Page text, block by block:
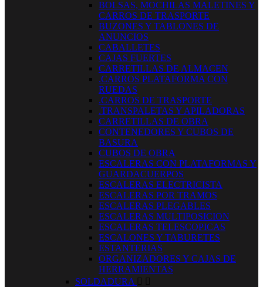
BOLSAS, MOCHILAS MALETINES Y
CARROS DE TRASPORTE
BUZONES Y TABLONES DE
ANUNCIOS
CABALLETES
CAJAS FUERTES
CARRETILLAS DE ALMACEN
.CARROS PLATAFORMA CON
RUEDAS
.CARROS DE TRASPORTE
.TRANSPALETAS Y APILADORAS
CARRETILLAS DE OBRA
CONTENEDORES Y CUBOS DE
BASURA
CUBOS DE OBRA
ESCALERAS CON PLATAFORMAS Y
GUARDACUERPOS
ESCALERAS ELECTRICISTA
ESCALERAS POR TRAMOS
ESCALERAS PLEGABLES
ESCALERAS MULTIPOSICION
ESCALERAS TELESCOPICAS
ESCALONES Y TABURETES
ESTANTERIAS
ORGANIZADORES Y CAJAS DE
HERRAMIENTAS
SOLDADURA  